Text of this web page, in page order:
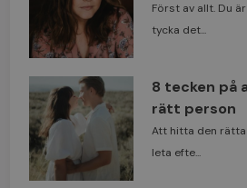
Först av allt. Du
tycka det...
8 tecken på
rätt person
Att hitta den
leta efte...